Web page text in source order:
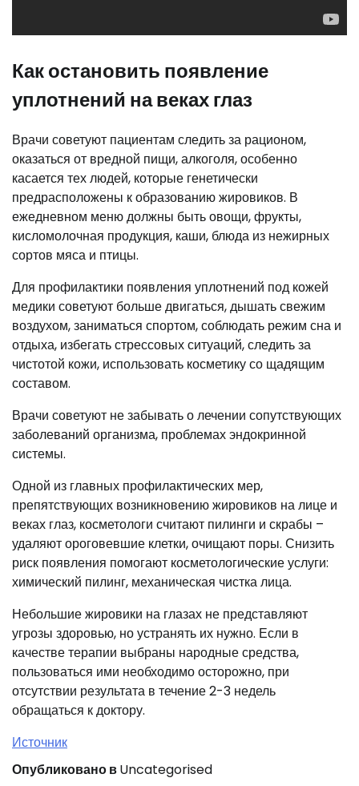
Как остановить появление
уплотнений на веках глаз
Врачи советуют пациентам следить за рационом,
оказаться от вредной пищи, алкоголя, особенно
касается тех людей, которые генетически
предрасположены к образованию жировиков. В
ежедневном меню должны быть овощи, фрукты,
кисломолочная продукция, каши, блюда из нежирных
сортов мяса и птицы.
Для профилактики появления уплотнений под кожей
медики советуют больше двигаться, дышать свежим
воздухом, заниматься спортом, соблюдать режим сна и
отдыха, избегать стрессовых ситуаций, следить за
чистотой кожи, использовать косметику со щадящим
составом.
Врачи советуют не забывать о лечении сопутствующих
заболеваний организма, проблемах эндокринной
системы.
Одной из главных профилактических мер,
препятствующих возникновению жировиков на лице и
веках глаз, косметологи считают пилинги и скрабы –
удаляют ороговевшие клетки, очищают поры. Снизить
риск появления помогают косметологические услуги:
химический пилинг, механическая чистка лица.
Небольшие жировики на глазах не представляют
угрозы здоровью, но устранять их нужно. Если в
качестве терапии выбраны народные средства,
пользоваться ими необходимо осторожно, при
отсутствии результата в течение 2-3 недель
обращаться к доктору.
Источник
Опубликовано вUncategorised